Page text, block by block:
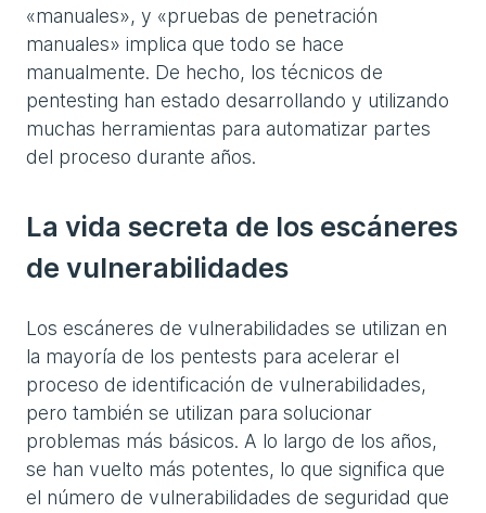
«manuales», y «pruebas de penetración
manuales» implica que todo se hace
manualmente. De hecho, los técnicos de
pentesting han estado desarrollando y utilizando
muchas herramientas para automatizar partes
del proceso durante años.
La vida secreta de los escáneres
de vulnerabilidades
Los escáneres de vulnerabilidades se utilizan en
la mayoría de los pentests para acelerar el
proceso de identificación de vulnerabilidades,
pero también se utilizan para solucionar
problemas más básicos. A lo largo de los años,
se han vuelto más potentes, lo que significa que
el número de vulnerabilidades de seguridad que